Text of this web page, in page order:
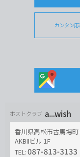
カンタン応
ホストクラブ a...wish
香川県高松市古馬場町
AKBIIビル 1F
TEL: 087-813-3133